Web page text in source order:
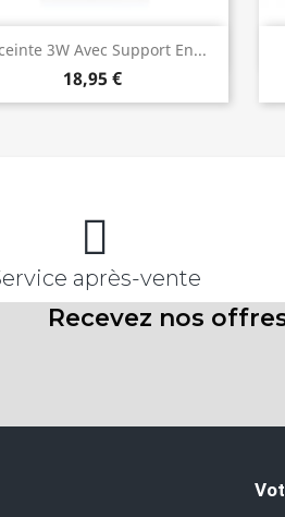
3W Avec Support En...
18,95 €
Aperçu rapide
après-vente
Recevez nos